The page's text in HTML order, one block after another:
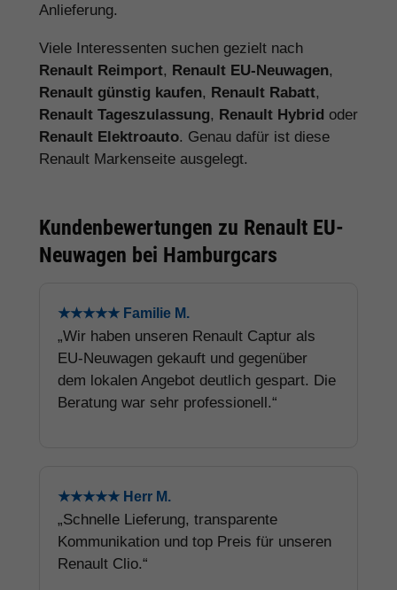
Anlieferung.
Viele Interessenten suchen gezielt nach
Renault Reimport, Renault EU-Neuwagen,
Renault günstig kaufen, Renault Rabatt,
Renault Tageszulassung, Renault Hybrid oder
Renault Elektroauto. Genau dafür ist diese
Renault Markenseite ausgelegt.
Kundenbewertungen zu Renault EU-
Neuwagen bei Hamburgcars
★★★★★ Familie M.
„Wir haben unseren Renault Captur als
EU-Neuwagen gekauft und gegenüber
dem lokalen Angebot deutlich gespart. Die
Beratung war sehr professionell.“
★★★★★ Herr M.
„Schnelle Lieferung, transparente
Kommunikation und top Preis für unseren
Renault Clio.“